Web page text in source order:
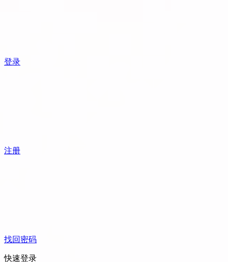
登录
注册
找回密码
快速登录